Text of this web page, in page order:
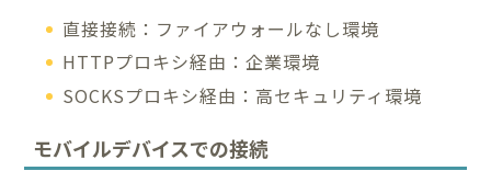
直接接続：ファイアウォールなし環境
HTTPプロキシ経由：企業環境
SOCKSプロキシ経由：高セキュリティ環境
モバイルデバイスでの接続